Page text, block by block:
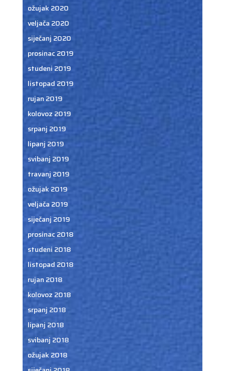
ožujak 2020
veljača 2020
siječanj 2020
prosinac 2019
studeni 2019
listopad 2019
rujan 2019
kolovoz 2019
srpanj 2019
lipanj 2019
svibanj 2019
travanj 2019
ožujak 2019
veljača 2019
siječanj 2019
prosinac 2018
studeni 2018
listopad 2018
rujan 2018
kolovoz 2018
srpanj 2018
lipanj 2018
svibanj 2018
ožujak 2018